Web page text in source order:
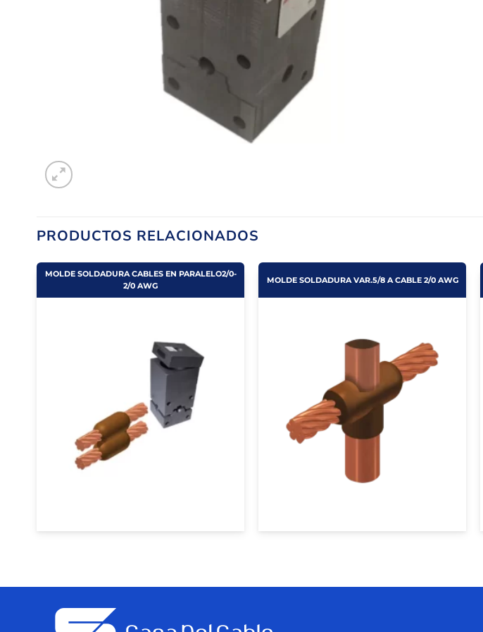
PRODUCTOS RELACIONADOS
MOLDE SOLDADURA CABLES EN PARALELO2/0-
2/0 AWG
MOLDE SOLDADURA VAR.5/8 A CABLE 2/0 AWG